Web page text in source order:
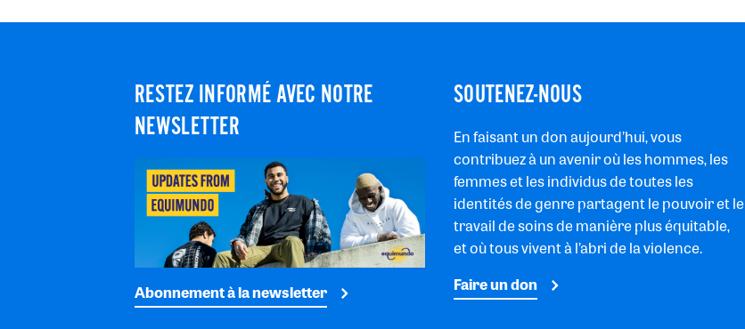
RESTEZ INFORMÉ AVEC NOTRE
NEWSLETTER
Abonnement à la newsletter
SOUTENEZ-NOUS
En faisant un don aujourd’hui, vous
contribuez à un avenir où les hommes, les
femmes et les individus de toutes les
identités de genre partagent le pouvoir et le
travail de soins de manière plus équitable,
et où tous vivent à l’abri de la violence.
Faire un don